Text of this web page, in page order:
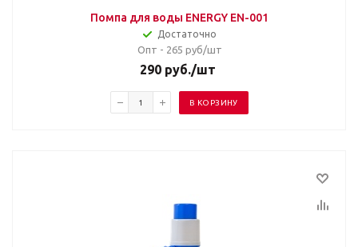
Помпа для воды ENERGY EN-001
Достаточно
Опт - 265 руб/шт
290 руб./шт
В КОРЗИНУ